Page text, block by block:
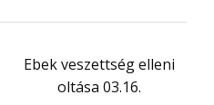
Ebek veszettség elleni
oltása 03.16.